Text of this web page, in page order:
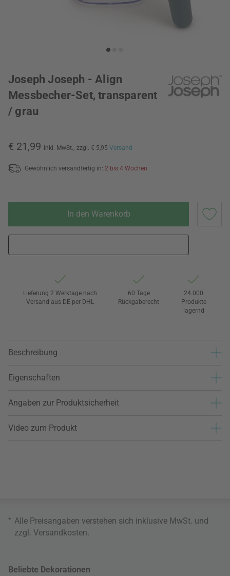
Joseph Joseph - Align
Messbecher-Set, transparent
/ grau
€ 21,99 inkl. MwSt., zzgl. € 5,95 Versand
Gewöhnlich versandfertig in: 2 bis 4 Wochen
In den Warenkorb
Lieferung 2 Werktage nach
Versand aus DE per DHL
60 Tage
Rückgaberecht
24.000
Produkte
lagernd
Beschreibung
Eigenschaften
Angaben zur Produktsicherheit
Video zum Produkt
* Alle Preisangaben verstehen sich inklusive MwSt. und
zzgl. Versandkosten
Beliebte Dekorationen